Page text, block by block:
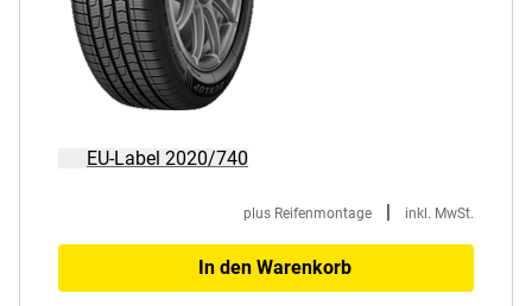
EU-Label 2020/740
plus Reifenmontage | inkl. MwSt.
In den Warenkorb